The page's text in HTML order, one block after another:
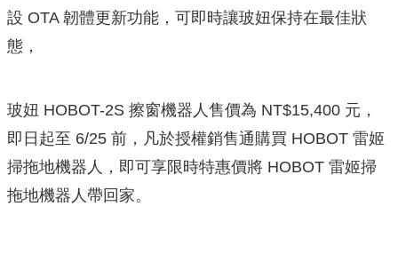
設 OTA 韌體更新功能，可即時讓玻妞保持在最佳狀
態，
玻妞 HOBOT-2S 擦窗機器人售價為 NT$15,400 元，
即日起至 6/25 前，凡於授權銷售通購買 HOBOT 雷姬
掃拖地機器人，即可享限時特惠價將 HOBOT 雷姬掃
拖地機器人 帶回家。